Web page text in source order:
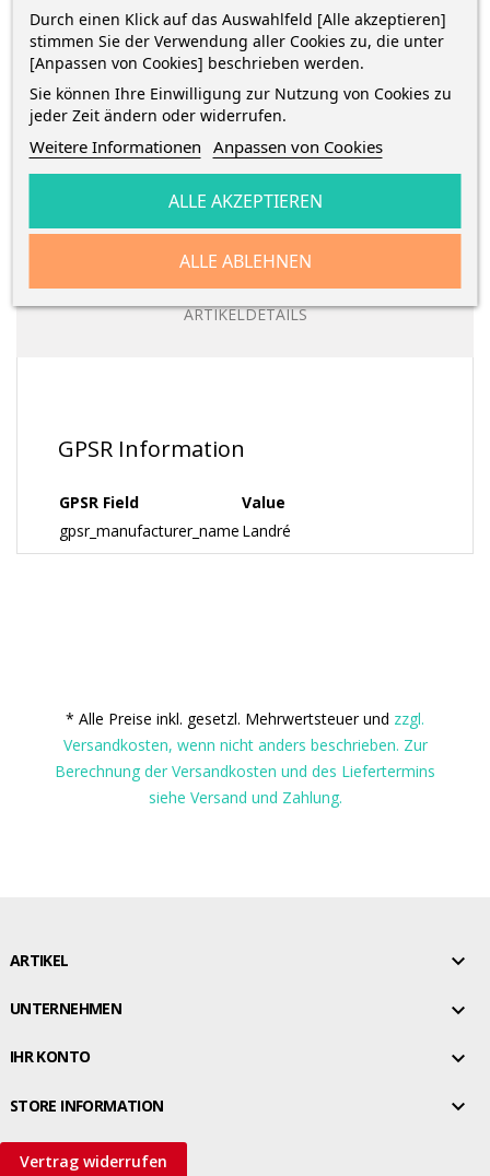
Bestelle innerhalb von5 Stunden und 6 Minuten und
erhalte die BestellungzwischenmorgenundDienstag 11
August mit DHL
BESCHREIBUNG
ARTIKELDETAILS
GPSR Information
GPSR Field
Value
gpsr_manufacturer_name Landré
* Alle Preise inkl. gesetzl. Mehrwertsteuer und zzgl.
Versandkosten, wenn nicht anders beschrieben. Zur
Berechnung der Versandkosten und des Liefertermins
siehe Versand und Zahlung.
ARTIKEL 
UNTERNEHMEN 
IHR KONTO 
STORE INFORMATION 
Durch einen Klick auf das Auswahlfeld [Alle akzeptieren]
stimmen Sie der Verwendung aller Cookies zu, die unter
[Anpassen von Cookies] beschrieben werden.
Sie können Ihre Einwilligung zur Nutzung von Cookies zu
jeder Zeit ändern oder widerrufen.
Weitere Informationen Anpassen von Cookies
ALLE ABLEHNEN
ALLE AKZEPTIEREN
Vertrag widerrufen